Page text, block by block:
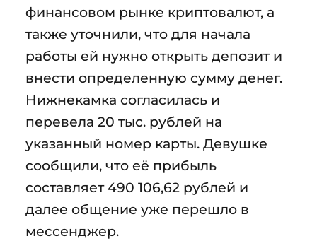
финансовом рынке криптовалют, а
также уточнили, что для начала
работы ей нужно открыть депозит и
внести определенную сумму денег.
Нижнекамка согласилась и
перевела 20 тыс. рублей на
указанный номер карты. Девушке
сообщили, что её прибыль
составляет 490 106,62 рублей и
далее общение уже перешло в
мессенджер.